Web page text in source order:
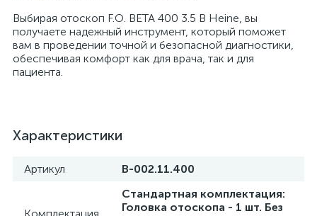
Выбирая отоскоп F.O. BETA 400 3.5 В Heine, вы
получаете надежный инструмент, который поможет
вам в проведении точной и безопасной диагностики,
обеспечивая комфорт как для врача, так и для
пациента.
Характеристики
Артикул В-002.11.400
Стандартная комплектация:
Головка отоскопа - 1 шт. Без